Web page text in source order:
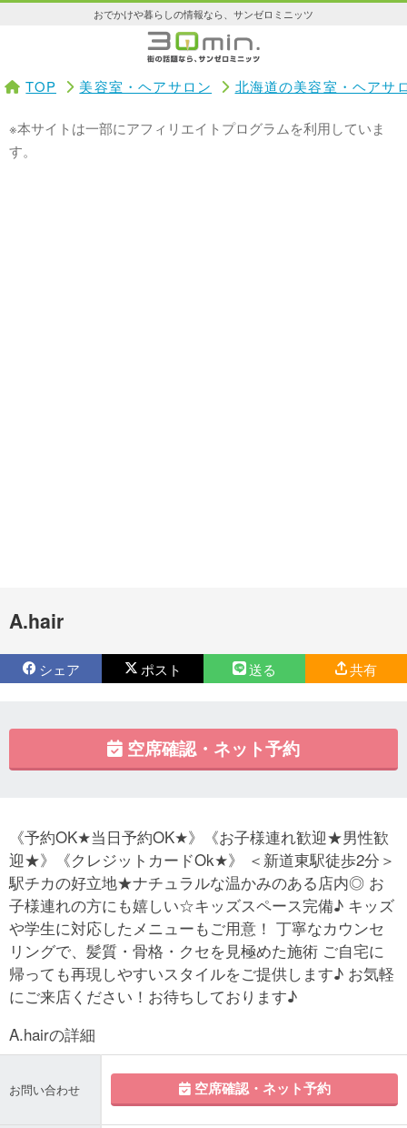
おでかけや暮らしの情報なら、サンゼロミニッツ
TOP 美容室・ヘアサロン 北海道の美容室・ヘアサ
※本サイトは一部にアフィリエイトプログラムを利用していま
す。
A.hair
シェア ポスト 送る 共有
空席確認・ネット予約
《予約OK★当日予約OK★》《お子様連れ歓迎★男性歓
迎★》《クレジットカードOk★》 ＜新道東駅徒歩2分＞
駅チカの好立地★ナチュラルな温かみのある店内◎ お
子様連れの方にも嬉しい☆キッズスペース完備♪ キッズ
や学生に対応したメニューもご用意！ 丁寧なカウンセ
リングで、髪質・骨格・クセを見極めた施術 ご自宅に
帰っても再現しやすいスタイルをご提供します♪ お気軽
にご来店ください！お待ちしております♪
A.hairの詳細
お問い合わせ 空席確認・ネット予約